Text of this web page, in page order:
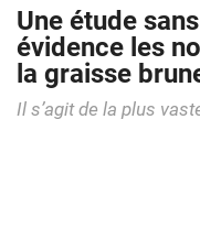
Une étude
évidence les
la graisse
Il s’agit de la plus